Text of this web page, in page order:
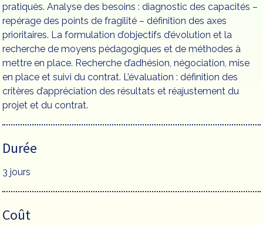
pratiqués. Analyse des besoins : diagnostic des capacités –
repérage des points de fragilité – définition des axes
prioritaires. La formulation d’objectifs d’évolution et la
recherche de moyens pédagogiques et de méthodes à
mettre en place. Recherche d’adhésion, négociation, mise
en place et suivi du contrat. L’évaluation : définition des
critères d’appréciation des résultats et réajustement du
projet et du contrat.
Durée
3 jours
Coût